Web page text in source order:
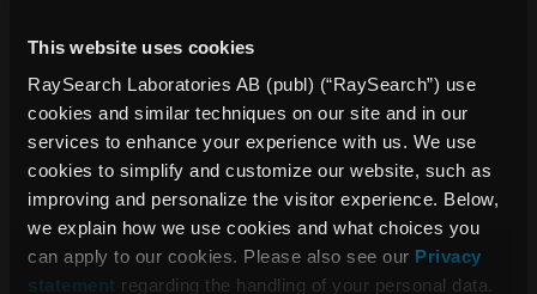
This website uses cookies
RaySearch Laboratories AB (publ) (“RaySearch”) use
cookies and similar techniques on our site and in our
services to enhance your experience with us. We use
cookies to simplify and customize our website, such as
improving and personalize the visitor experience. Below,
we explain how we use cookies and what choices you
can apply to our cookies. Please also see our Privacy
statement regarding the handling of your personal data.
kommenterar Johan Löf, grundare och vd för RaySearch
Antony Lomax tillträder rollen som Clinical Ambassador
Particle Therapy på RaySearch den 12 augusti 2026 som
en del av den nyinrättade avdelningen Corporate
Development and Strategy.
För mer information, vänligen kontakta:
Johan Löf, grundare och vd, RaySearch Laboratories AB